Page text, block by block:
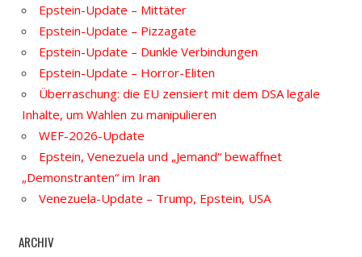
Epstein-Update – Mittäter
Epstein-Update – Pizzagate
Epstein-Update – Dunkle Verbindungen
Epstein-Update – Horror-Eliten
Überraschung: die EU zensiert mit dem DSA legale
Inhalte, um Wahlen zu manipulieren
WEF-2026-Update
Epstein, Venezuela und „Jemand“ bewaffnet
„Demonstranten“ im Iran
Venezuela-Update – Trump, Epstein, USA
ARCHIV